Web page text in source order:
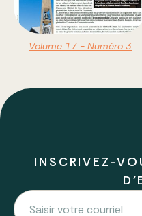
Volume 17 - Numéro 3
INSCRIVEZ-